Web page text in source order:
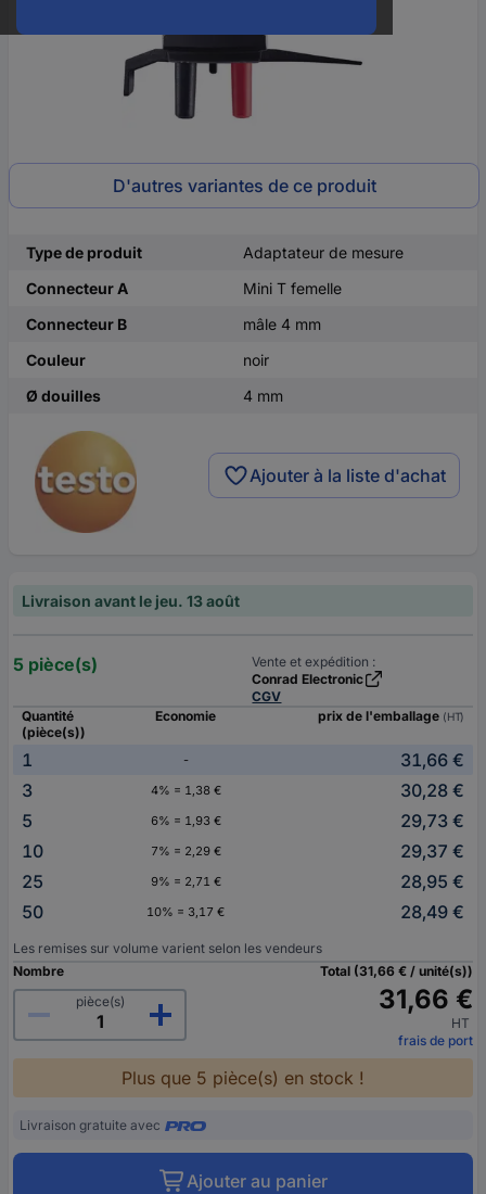
D'autres variantes de ce produit
Type de produit
Adaptateur de mesure
Connecteur A
Mini T femelle
Connecteur B
mâle 4 mm
Couleur
noir
Ø douilles
4 mm
Ajouter à la liste d'achat
Livraison avant le jeu. 13 août
5 pièce(s)
Vente et expédition :
Conrad Electronic
CGV
Quantité
(pièce(s))
Economie prix de l'emballage (HT)
1 -
31,66 €
3
4% = 1,38 €
30,28 €
5
6% = 1,93 €
29,73 €
10
7% = 2,29 €
29,37 €
25
9% = 2,71 €
28,95 €
50
10% = 3,17 € 28,49 €
Les remises sur volume varient selon les vendeurs
Nombre
pièce(s)
Total (31,66 € / unité(s))
31,66 €
HT
frais de port
Plus que 5 pièce(s) en stock !
Livraison gratuite avec
Ajouter au panier